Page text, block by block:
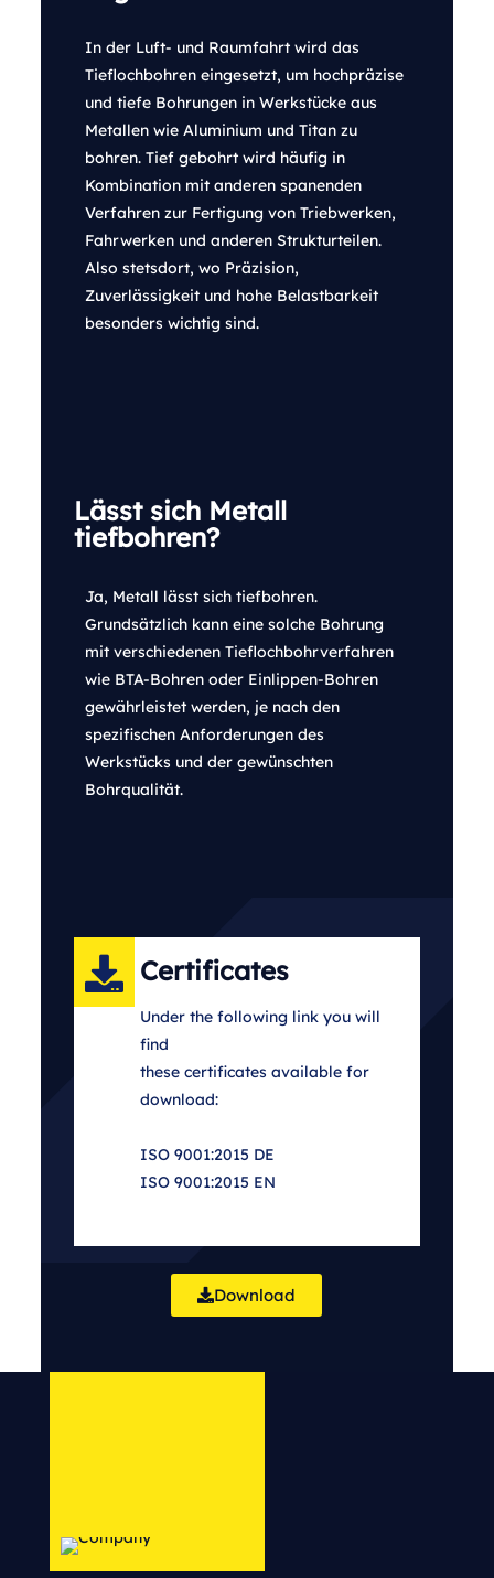
In der Luft- und Raumfahrt wird das
Tieflochbohren eingesetzt, um hochpräzise
und tiefe Bohrungen in Werkstücke aus
Metallen wie Aluminium und Titan zu
bohren. Tief gebohrt wird häufig in
Kombination mit anderen spanenden
Verfahren zur Fertigung von Triebwerken,
Fahrwerken und anderen Strukturteilen.
Also stetsdort, wo Präzision,
Zuverlässigkeit und hohe Belastbarkeit
besonders wichtig sind.
Lässt sich Metall
tiefbohren?
Ja, Metall lässt sich tiefbohren.
Grundsätzlich kann eine solche Bohrung
mit verschiedenen Tieflochbohrverfahren
wie BTA-Bohren oder Einlippen-Bohren
gewährleistet werden, je nach den
spezifischen Anforderungen des
Werkstücks und der gewünschten
Bohrqualität.
Certificates
Under the following link you will
find
these certificates available for
download:
ISO 9001:2015 DE
ISO 9001:2015 EN
Download